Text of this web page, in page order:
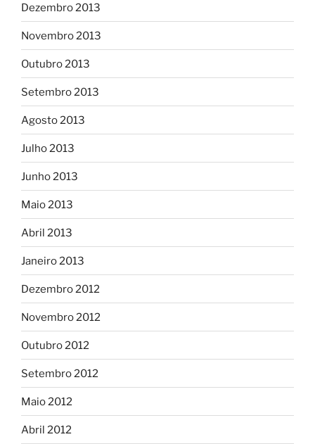
Dezembro 2013
Novembro 2013
Outubro 2013
Setembro 2013
Agosto 2013
Julho 2013
Junho 2013
Maio 2013
Abril 2013
Janeiro 2013
Dezembro 2012
Novembro 2012
Outubro 2012
Setembro 2012
Maio 2012
Abril 2012